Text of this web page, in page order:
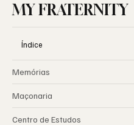
MY FRATERNITY
Índice
Memórias
Maçonaria
Centro de Estudos